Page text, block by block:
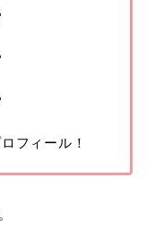
フィール！